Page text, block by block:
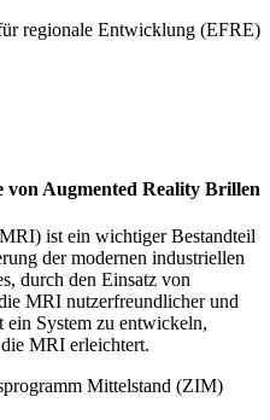
regionale Entwicklung (EFRE)
Augmented Reality Brillen
ist ein wichtiger Bestandteil
der modernen industriellen
durch den Einsatz von
MRI nutzerfreundlicher und
ein System zu entwickeln,
MRI erleichtert.
Mittelstand (ZIM)